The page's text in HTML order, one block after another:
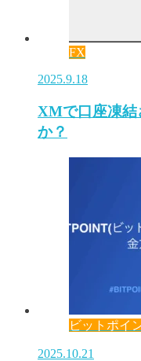
FX
2025.9.18
XMで口座凍結
か？
ビットポイ
2025.10.21